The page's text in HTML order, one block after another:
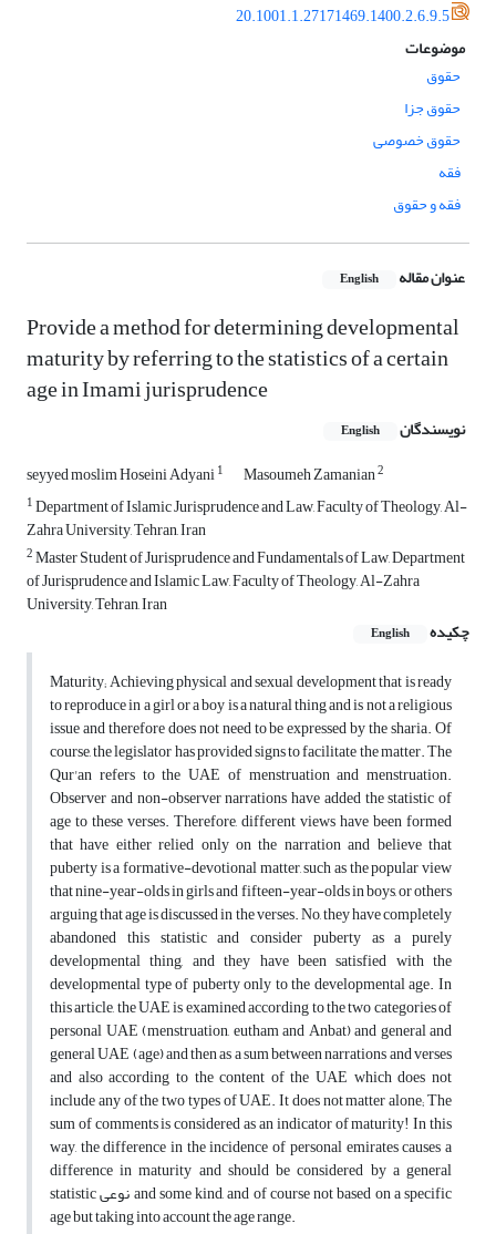
20.1001.1.27171469.1400.2.6.9.5
موضوعات
حقوق
حقوق جزا
حقوق خصوصی
فقه
فقه و حقوق
عنوان مقاله English
Provide a method for determining developmental
maturity by referring to the statistics of a certain
age in Imami jurisprudence
نویسندگان English
seyyed moslim Hoseini Adyani1 Masoumeh Zamanian2
1Department of Islamic Jurisprudence and Law, Faculty of Theology, Al-
Zahra University, Tehran, Iran
2Master Student of Jurisprudence and Fundamentals of Law, Department
of Jurisprudence and Islamic Law, Faculty of Theology, Al-Zahra
University, Tehran, Iran
چکیده
English
Maturity; Achieving physical and sexual development that is ready
to reproduce in a girl or a boy is a natural thing and is not a religious
issue and therefore does not need to be expressed by the sharia. Of
course, the legislator has provided signs to facilitate the matter. The
Qur'an refers to the UAE of menstruation and menstruation.
Observer and non-observer narrations have added the statistic of
age to these verses. Therefore, different views have been formed
that have either relied only on the narration and believe that
puberty is a formative-devotional matter, such as the popular view
that nine-year-olds in girls and fifteen-year-olds in boys, or others
arguing that age is discussed in the verses. No, they have completely
abandoned this statistic and consider puberty as a purely
developmental thing, and they have been satisfied with the
developmental type of puberty only to the developmental age. In
this article, the UAE is examined according to the two categories of
personal UAE (menstruation, eutham and Anbat) and general and
general UAE (age) and then as a sum between narrations and verses
and also according to the content of the UAE which does not
include any of the two types of UAE. It does not matter alone; The
sum of comments is considered as an indicator of maturity! In this
way, the difference in the incidence of personal emirates causes a
difference in maturity and should be considered by a general
statistic نوعی and some kind, and of course not based on a specific
age but taking into account the age range.